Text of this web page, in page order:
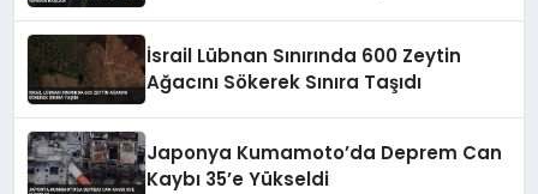
İsrail Lübnan Sınırında 600 Zeytin
Ağacını Sökerek Sınıra Taşıdı
Japonya Kumamoto’da Deprem Can
Kaybı 35’e Yükseldi